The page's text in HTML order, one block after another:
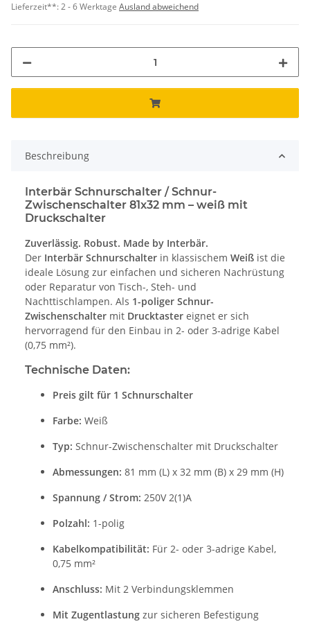
Lieferzeit**:2 - 6 Werktage Ausland abweichend
Beschreibung
Interbär Schnurschalter / Schnur-
Zwischenschalter 81x32 mm – weiß mit
Druckschalter
Zuverlässig. Robust. Made by Interbär.
Der Interbär Schnurschalter in klassischem Weiß ist die
ideale Lösung zur einfachen und sicheren Nachrüstung
oder Reparatur von Tisch-, Steh- und
Nachttischlampen. Als 1-poliger Schnur-
Zwischenschalter mit Drucktaster eignet er sich
hervorragend für den Einbau in 2- oder 3-adrige Kabel
(0,75 mm²).
Technische Daten:
Preis gilt für 1 Schnurschalter
Farbe: Weiß
Typ: Schnur-Zwischenschalter mit Druckschalter
Abmessungen: 81 mm (L) x 32 mm (B) x 29 mm (H)
Spannung / Strom: 250V 2(1)A
Polzahl: 1-polig
Kabelkompatibilität: Für 2- oder 3-adrige Kabel,
0,75 mm²
Anschluss: Mit 2 Verbindungsklemmen
Mit Zugentlastung zur sicheren Befestigung